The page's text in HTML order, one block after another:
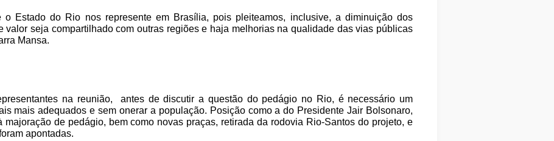
o Estado do Rio nos represente em Brasília, pois pleiteamos, inclusive, a diminuição dos
valor seja compartilhado com outras regiões e haja melhorias na qualidade das vias públicas
Mansa.
na reunião, antes de discutir a questão do pedágio no Rio, é necessário um
mais adequados e sem onerar a população. Posição como a do Presidente Jair Bolsonaro,
majoração de pedágio, bem como novas praças, retirada da rodovia Rio-Santos do projeto, e
apontadas.